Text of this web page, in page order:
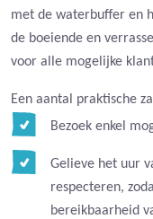
met de waterbuffer en
de boeiende en
voor alle mogelijke
Een aantal praktische
Bezoek enkel
Gelieve het uur
respecteren,
bereikbaarheid